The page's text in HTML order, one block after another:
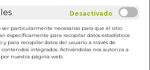
ser particularmente necesarias para que el sitio
específicamente para recopilar datos estadísticos
y para recopilar datos del usuario a través de
contenidos integrados. Activándolas nos autoriza a
nuestra página web.